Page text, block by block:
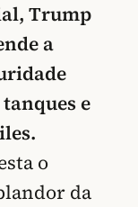
Trump
a
e
o
da